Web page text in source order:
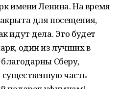
имени Ленина. На время
для посещения,
идут дела. Это будет
один из лучших в
Сберу,
часть